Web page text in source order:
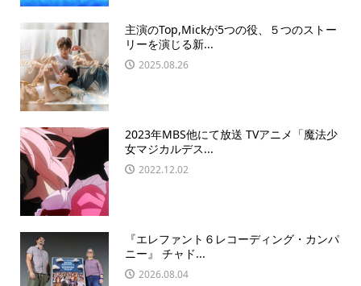
主演のTop,Mickが5つの役、５つのストー
リーを演じる新...
2025.08.26
2023年MBS他にて放送 TVアニメ「魔法少
女マジカルデス...
2022.12.02
『エレファント６レコーディング・カンパ
ニー』 チャド...
2026.08.04